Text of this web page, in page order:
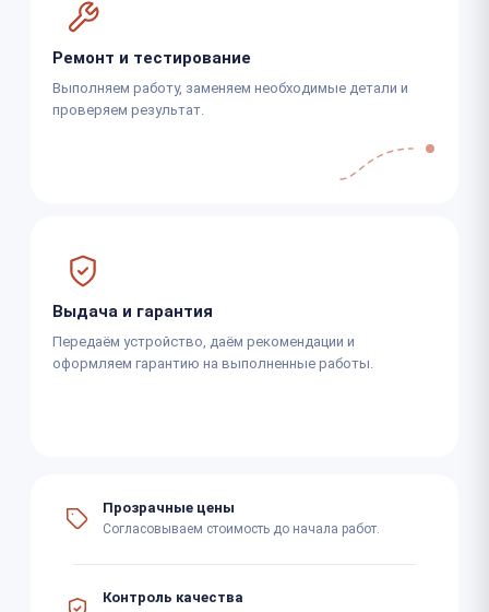
Ремонт и тестирование
Выполняем работу, заменяем необходимые детали и
проверяем результат.
Выдача и гарантия
Передаём устройство, даём рекомендации и
оформляем гарантию на выполненные работы.
Прозрачные цены
Согласовываем стоимость до начала работ.
Контроль качества